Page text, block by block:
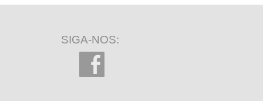
SIGA-NOS: